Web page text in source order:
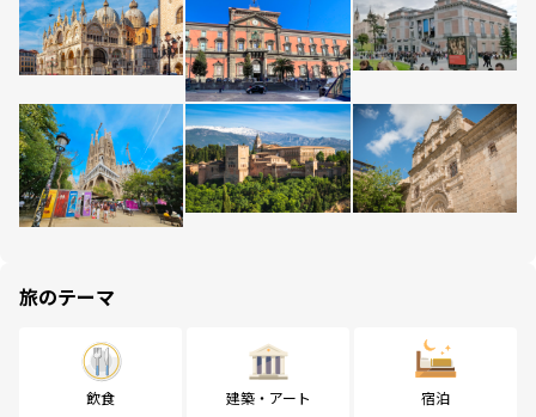
旅のテーマ
飲食 建築・アート 宿泊